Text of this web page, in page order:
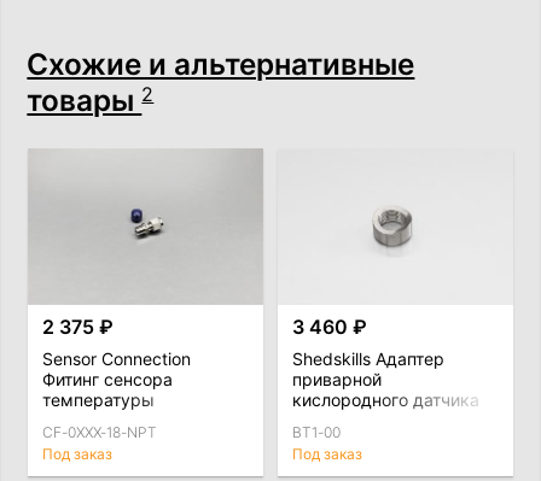
Схожие и альтернативные
товары2
2 375 ₽
Sensor Connection
Фитинг сенсора
температуры
EP series
CF-0XXX-18-NPT
Под заказ
3 460 ₽
Shedskills Адаптер
приварной
кислородного датчика
М18*1,5мм, Ti
BT1-00
Под заказ